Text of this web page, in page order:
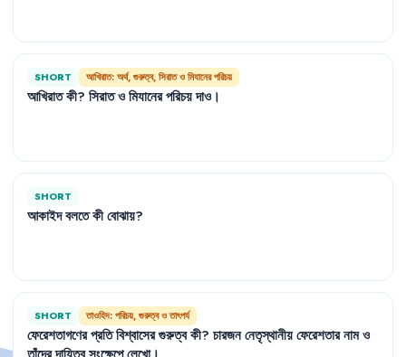
SHORT আখিরাত: অর্থ, গুরুত্ব, সিরাত ও মিযানের পরিচয়
আখিরাতকী? সিরাতওমিযানেরপরিচয়দাও।
SHORT
আকাইদবলতেকীবোঝায়?
SHORT তাওহিদ: পরিচয়, গুরুত্ব ও তাৎপর্য
ফেরেশতাগণেরপ্রতিবিশ্বাসেরগুরুত্বকী? চারজননেতৃস্থানীয়ফেরেশতারনামও